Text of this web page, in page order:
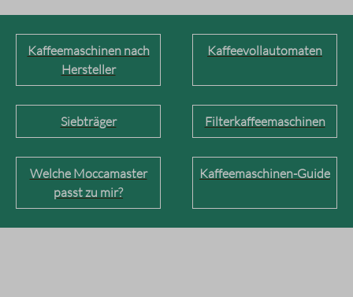
Kaffeemaschinen nach
Hersteller
Kaffeevollautomaten
Siebträger Filterkaffeemaschinen
Welche Moccamaster
passt zu mir?
Kaffeemaschinen-Guide